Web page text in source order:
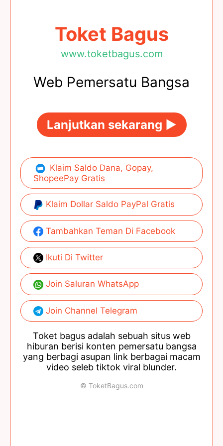
Toket Bagus
www.toketbagus.com
Web Pemersatu Bangsa
Lanjutkan sekarang ►
Klaim Saldo Dana, Gopay,
ShopeePay Gratis
Klaim Dollar Saldo PayPal Gratis
Tambahkan Teman Di Facebook
Ikuti Di Twitter
Join Saluran WhatsApp
Join Channel Telegram
Toket bagus adalah sebuah situs web
hiburan berisi konten pemersatu bangsa
yang berbagi asupan link berbagai macam
video seleb tiktok viral blunder.
© ToketBagus.com